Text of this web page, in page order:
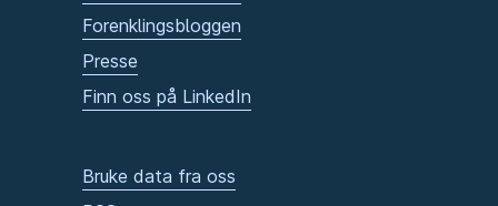
Forenklingsbloggen
Presse
Finn oss på LinkedIn
Bruke data fra oss